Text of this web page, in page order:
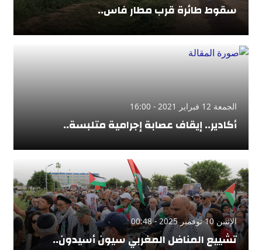
سقوط طائرة قرب مطار فاس..
الجمعة 12 فبراير 2021 - 16:00
أكادير.. إيقاف عصابة إجرامية متلبسة..
الإثنين 10 نوفمبر 2025 - 00:48
تشييع المناضل المغربي سيون أسيدون..